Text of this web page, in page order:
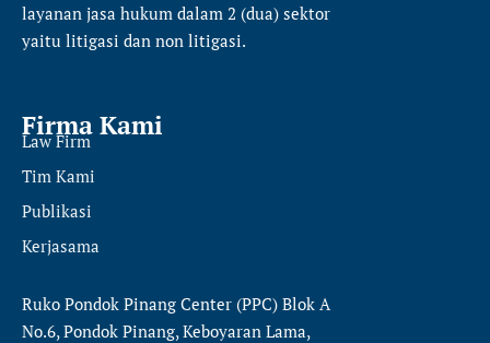
layanan jasa hukum dalam 2 (dua) sektor
yaitu litigasi dan non litigasi.
Firma Kami
Law Firm
Tim Kami
Publikasi
Kerjasama
Ruko Pondok Pinang Center (PPC) Blok A
No.6, Pondok Pinang, Keboyaran Lama,